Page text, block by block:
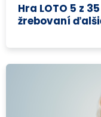
Hra LOTO 5 z
žrebovaní